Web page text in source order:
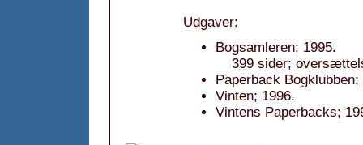
Udgaver:
Bogsamleren; 1995.
399 sider;
Paperback Bogklubben;
Vinten; 1996.
Vintens Paperbacks;